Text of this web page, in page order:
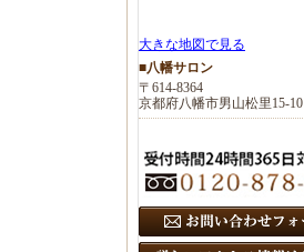
大きな地図で見る
■八幡サロン
〒614-8364
京都府八幡市男山松里15-10